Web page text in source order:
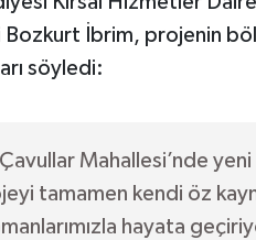
Bozkurt İbrim, projenin
söyledi:
Mahallesi’nde yeni
tamamen kendi öz
hayata